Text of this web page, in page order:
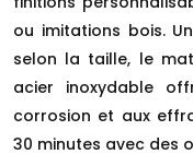
ou imitations bois.
selon la taille, le
acier inoxydable
corrosion et aux
30 minutes avec des